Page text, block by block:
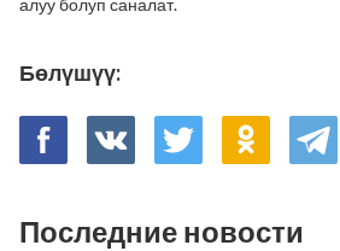
алуу болуп саналат.
Бөлүшүү:
Последние новости